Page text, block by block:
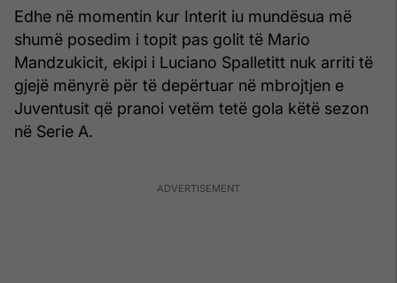
Edhe në momentin kur Interit iu mundësua më
shumë posedim i topit pas golit të Mario
Mandzukicit, ekipi i Luciano Spalletitt nuk arriti të
gjejë mënyrë për të depërtuar në mbrojtjen e
Juventusit që pranoi vetëm tetë gola këtë sezon
në Serie A.